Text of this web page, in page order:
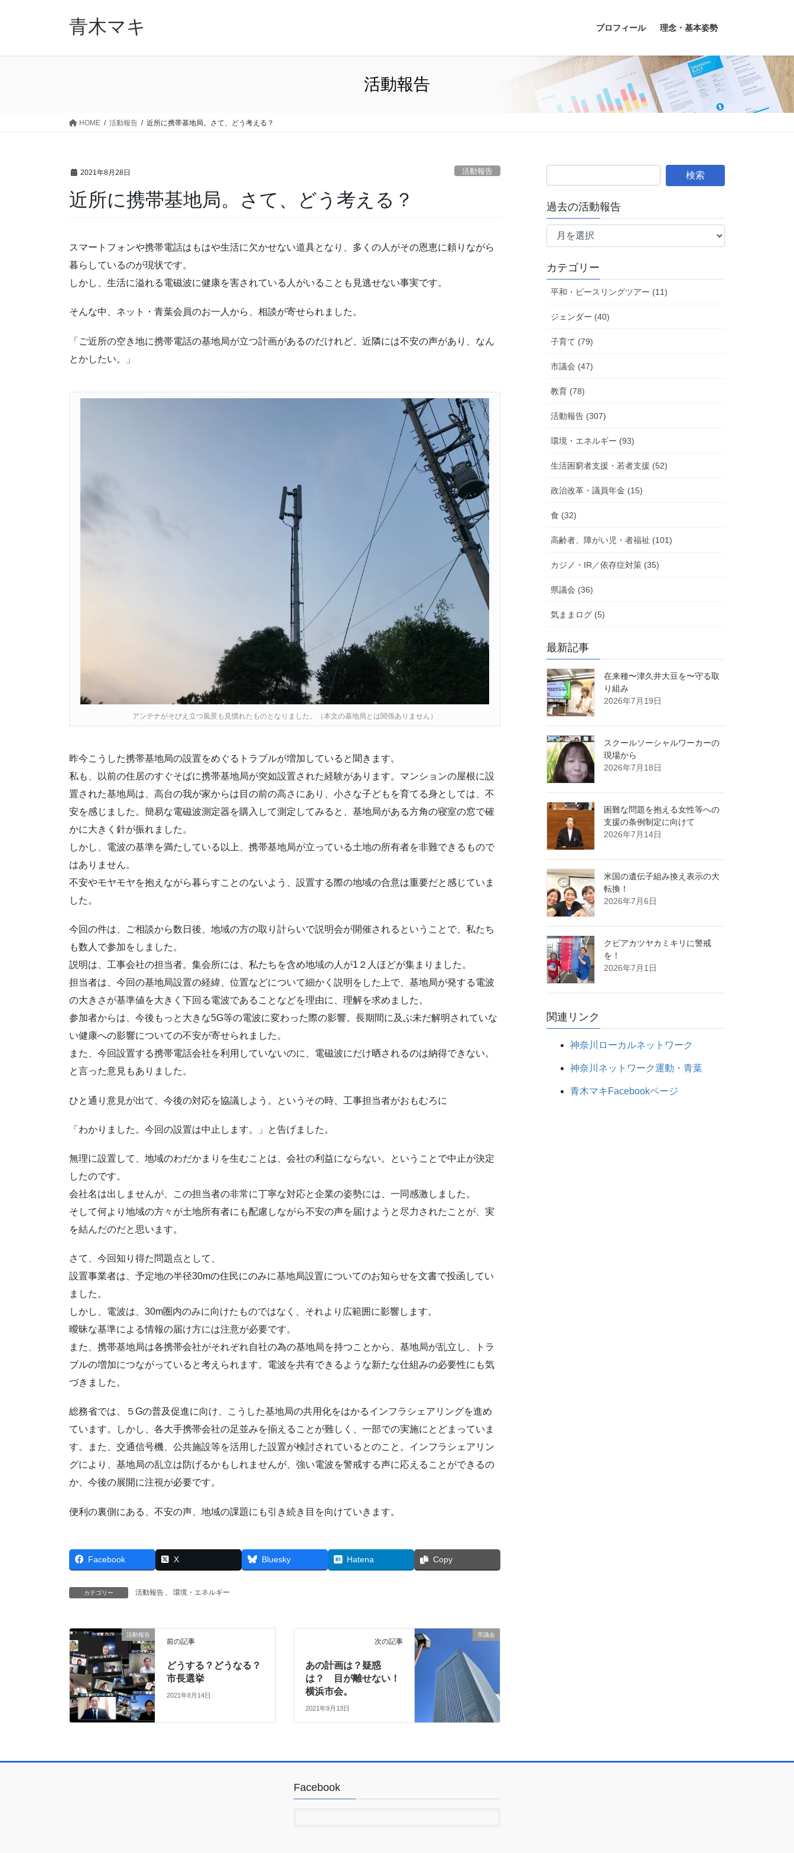
青木マキ プロフィール 理念・基本姿勢
活動報告
HOME 活動報告 近所に携帯基地局。さて、どう考える？
2021年8月28日 活動報告
近所に携帯基地局。さて、どう考える？
スマートフォンや携帯電話はもはや生活に欠かせない道具となり、多くの人がその恩恵に頼りながら
暮らしているのが現状です。
しかし、生活に溢れる電磁波に健康を害されている人がいることも見逃せない事実です。
そんな中、ネット・青葉会員のお一人から、相談が寄せられました。
「ご近所の空き地に携帯電話の基地局が立つ計画があるのだけれど、近隣には不安の声があり、なん
とかしたい。」
アンテナがそびえ立つ風景も見慣れたものとなりました。（本文の基地局とは関係ありません）
昨今こうした携帯基地局の設置をめぐるトラブルが増加していると聞きます。
私も、以前の住居のすぐそばに携帯基地局が突如設置された経験があります。マンションの屋根に設
置された基地局は、高台の我が家からは目の前の高さにあり、小さな子どもを育てる身としては、不
安を感じました。簡易な電磁波測定器を購入して測定してみると、基地局がある方角の寝室の窓で確
かに大きく針が振れました。
しかし、電波の基準を満たしている以上、携帯基地局が立っている土地の所有者を非難できるもので
はありません。
不安やモヤモヤを抱えながら暮らすことのないよう、設置する際の地域の合意は重要だと感じていま
した。
今回の件は、ご相談から数日後、地域の方の取り計らいで説明会が開催されるということで、私たち
も数人で参加をしました。
説明は、工事会社の担当者。集会所には、私たちを含め地域の人が1２人ほどが集まりました。
担当者は、今回の基地局設置の経緯、位置などについて細かく説明をした上で、基地局が発する電波
の大きさが基準値を大きく下回る電波であることなどを理由に、理解を求めました。
参加者からは、今後もっと大きな5G等の電波に変わった際の影響。長期間に及ぶ未だ解明されていな
い健康への影響についての不安が寄せられました。
また、今回設置する携帯電話会社を利用していないのに、電磁波にだけ晒されるのは納得できない。
と言った意見もありました。
ひと通り意見が出て、今後の対応を協議しよう。というその時、工事担当者がおもむろに
「わかりました。今回の設置は中止します。」と告げました。
無理に設置して、地域のわだかまりを生むことは、会社の利益にならない。ということで中止が決定
したのです。
会社名は出しませんが、この担当者の非常に丁寧な対応と企業の姿勢には、一同感激しました。
そして何より地域の方々が土地所有者にも配慮しながら不安の声を届けようと尽力されたことが、実
を結んだのだと思います。
さて、今回知り得た問題点として、
設置事業者は、予定地の半径30mの住民にのみに基地局設置についてのお知らせを文書で投函してい
ました。
しかし、電波は、30m圏内のみに向けたものではなく、それより広範囲に影響します。
曖昧な基準による情報の届け方には注意が必要です。
また、携帯基地局は各携帯会社がそれぞれ自社の為の基地局を持つことから、基地局が乱立し、トラ
ブルの増加につながっていると考えられます。電波を共有できるような新たな仕組みの必要性にも気
づきました。
総務省では、５Gの普及促進に向け、こうした基地局の共用化をはかるインフラシェアリングを進め
ています。しかし、各大手携帯会社の足並みを揃えることが難しく、一部での実施にとどまっていま
す。また、交通信号機、公共施設等を活用した設置が検討されているとのこと。インフラシェアリン
グにより、基地局の乱立は防げるかもしれませんが、強い電波を警戒する声に応えることができるの
か、今後の展開に注視が必要です。
便利の裏側にある、不安の声、地域の課題にも引き続き目を向けていきます。
Facebook X Bluesky Hatena Copy
カテゴリー 活動報告 環境・エネルギー
活動報告
前の記事
どうする？どうなる？
市長選挙
2021年8月14日
市議会
次の記事
あの計画は？疑惑
は？ 目が離せない！
横浜市会。
2021年9月13日
過去の活動報告
過
活
動
報
カテゴリー
平和・ピースリングツアー (11)
ジェンダー (40)
子育て (79)
市議会 (47)
教育 (78)
活動報告 (307)
環境・エネルギー (93)
生活困窮者支援・若者支援 (52)
政治改革・議員年金 (15)
食 (32)
高齢者、障がい児・者福祉 (101)
カジノ・IR／依存症対策 (35)
県議会 (36)
気ままログ (5)
最新記事
在来種〜津久井大豆を〜守る取
り組み
2026年7月19日
スクールソーシャルワーカーの
現場から
2026年7月18日
困難な問題を抱える女性等への
支援の条例制定に向けて
2026年7月14日
米国の遺伝子組み換え表示の大
転換！
2026年7月6日
クビアカツヤカミキリに警戒
を！
2026年7月1日
関連リンク
神奈川ローカルネットワーク
神奈川ネットワーク運動・青葉
青木マキFacebookページ
Facebook